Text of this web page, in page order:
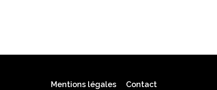
Mentions légales
Contact